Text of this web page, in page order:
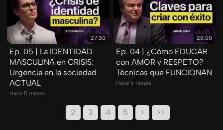
27:30
Ep. 05 | La IDENTIDAD
MASCULINA en CRISIS:
Urgencia en la sociedad
ACTUAL
Hace 5 meses
28:00
Ep. 04 | ¿Cómo EDUCAR
con AMOR y RESPETO?
Técnicas que FUNCIONAN
Hace 5 meses
2 3 4 5 > >>